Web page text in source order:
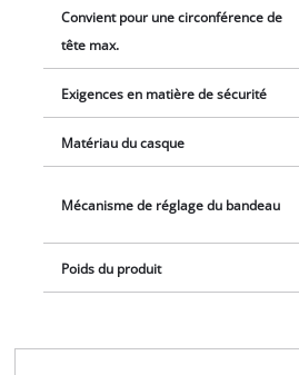
Convient pour une circonférence de
tête max.
Exigences en matière de sécurité
Matériau du casque
Mécanisme de réglage du bandeau
Poids du produit